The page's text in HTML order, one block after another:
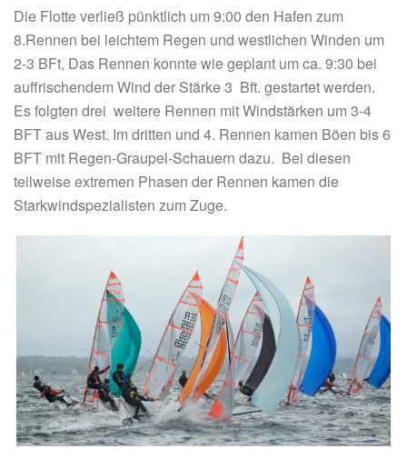
Die Flotte verließ pünktlich um 9:00 den Hafen zum
8.Rennen bei leichtem Regen und westlichen Winden um
2-3 BFt, Das Rennen konnte wie geplant um ca. 9:30 bei
auffrischendem Wind der Stärke 3 Bft. gestartet werden.
Es folgten drei weitere Rennen mit Windstärken um 3-4
BFT aus West. Im dritten und 4. Rennen kamen Böen bis 6
BFT mit Regen-Graupel-Schauern dazu. Bei diesen
teilweise extremen Phasen der Rennen kamen die
Starkwindspezialisten zum Zuge.